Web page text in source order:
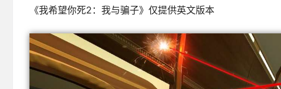
《我希望你死2：我与骗子》仅提供英文版本